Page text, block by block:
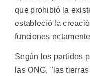
que prohibió la
estableció la
funciones
Según los partidos
las ONG, "las